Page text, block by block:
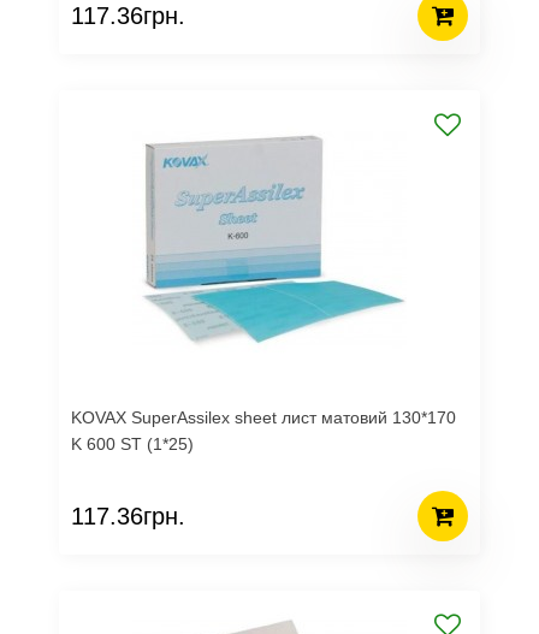
117.36грн.
KOVAX SuperAssilex sheet лист матовий 130*170
K 600 ST (1*25)
117.36грн.